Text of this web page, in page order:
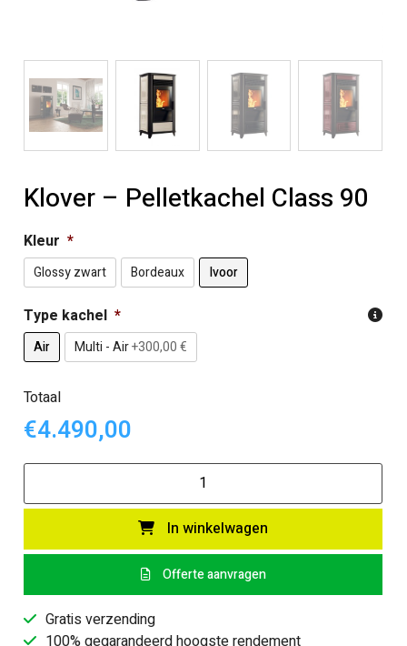
Klover – Pelletkachel Class 90
Kleur *
Glossy zwart Bordeaux Ivoor
Type kachel *
Air Multi - Air+300,00 €
Totaal
€4.490,00
Klover
90
In winkelwagen
Offerte aanvragen
Gratis verzending